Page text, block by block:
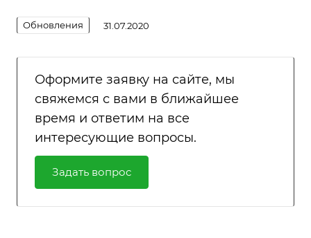
Обновления 31.07.2020
Оформите заявку на сайте, мы
свяжемся с вами в ближайшее
время и ответим на все
интересующие вопросы.
Задать вопрос